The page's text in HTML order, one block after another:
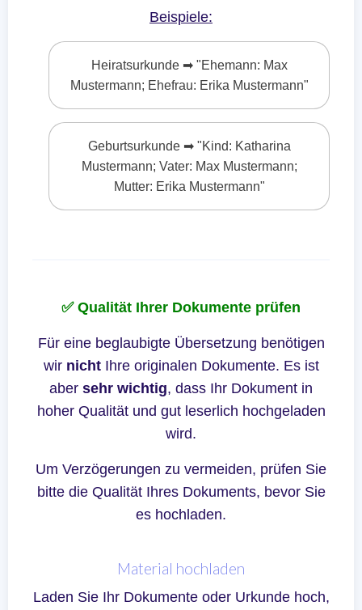
Beispiele:
Heiratsurkunde ➡ "Ehemann: Max
Mustermann; Ehefrau: Erika Mustermann"
Geburtsurkunde ➡ "Kind: Katharina
Mustermann; Vater: Max Mustermann;
Mutter: Erika Mustermann"
✅ Qualität Ihrer Dokumente prüfen
Für eine beglaubigte Übersetzung benötigen
wir nichtIhre originalen Dokumente. Es ist
aber sehr wichtig, dass Ihr Dokument in
hoher Qualität und gut leserlich hochgeladen
wird.
Um Verzögerungen zu vermeiden, prüfen Sie
bitte die Qualität Ihres Dokuments, bevor Sie
es hochladen.
Material hochladen
Laden Sie Ihr Dokumente oder Urkunde hoch,